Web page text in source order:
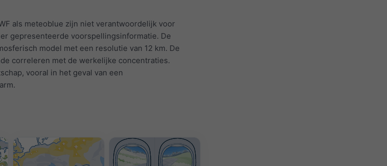
als meteoblue zijn niet verantwoordelijk voor
gepresenteerde voorspellingsinformatie. De
model met een resolutie van 12 km. De
correleren met de werkelijke concentraties.
vooral in het geval van een